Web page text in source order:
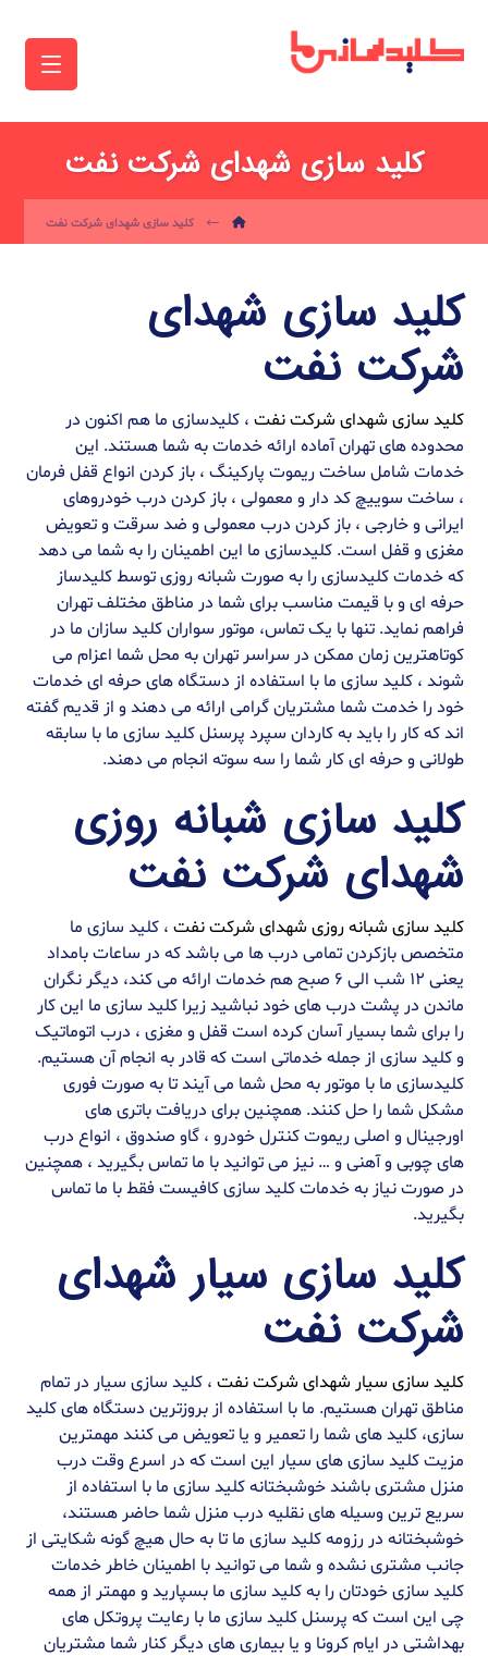
کلید سازی شهدای شرکت نفت
کلید سازی شهدای شرکت نفت
کلید سازی شهدای
شرکت نفت
کلید سازی شهدای شرکت نفت ، کلیدسازی ما هم اکنون در
محدوده های تهران آماده ارائه خدمات به شما هستند. این
خدمات شامل ساخت ریموت پارکینگ ، باز کردن انواع قفل فرمان
، ساخت سوییچ کد دار و معمولی ، باز کردن درب خودروهای
ایرانی و خارجی ، باز کردن درب معمولی و ضد سرقت و تعویض
مغزی و قفل است. کلیدسازی ما این اطمینان را به شما می دهد
که خدمات کلیدسازی را به صورت شبانه روزی توسط کلیدساز
حرفه ای و با قیمت مناسب برای شما در مناطق مختلف تهران
فراهم نماید. تنها با یک تماس، موتور سواران کلید سازان ما در
کوتاهترین زمان ممکن در سراسر تهران به محل شما اعزام می
شوند ، کلید سازی ما با استفاده از دستگاه های حرفه ای خدمات
خود را خدمت شما مشتریان گرامی ارائه می دهند و از قدیم گفته
اند که کار را باید به کاردان سپرد پرسنل کلید سازی ما با سابقه
طولانی و حرفه ای کار شما را سه سوته انجام می دهند.
کلید سازی شبانه روزی
شهدای شرکت نفت
کلید سازی شبانه روزی شهدای شرکت نفت ، کلید سازی ما
متخصص بازکردن تمامی درب ها می باشد که در ساعات بامداد
یعنی ۱۲ شب الی ۶ صبح هم خدمات ارائه می کند، دیگر نگران
ماندن در پشت درب های خود نباشید زیرا کلید سازی ما این کار
را برای شما بسیار آسان کرده است قفل و مغزی ، درب اتوماتیک
و کلید سازی از جمله خدماتی است که قادر به انجام آن هستیم.
کلیدسازی ما با موتور به محل شما می آیند تا به صورت فوری
مشکل شما را حل کنند. همچنین برای دریافت باتری های
اورجینال و اصلی ریموت کنترل خودرو ، گاو صندوق ، انواع درب
های چوبی و آهنی و … نیز می توانید با ما تماس بگیرید ، همچنین
در صورت نیاز به خدمات کلید سازی کافیست فقط با ما تماس
بگیرید.
کلید سازی سیار شهدای
شرکت نفت
کلید سازی سیار شهدای شرکت نفت ، کلید سازی سیار در تمام
مناطق تهران هستیم. ما با استفاده از بروزترین دستگاه های کلید
سازی، کلید های شما را تعمیر و یا تعویض می کنند مهمترین
مزیت کلید سازی های سیار این است که در اسرع وقت درب
منزل مشتری باشند خوشبختانه کلید سازی ما با استفاده از
سریع ترین وسیله های نقلیه درب منزل شما حاضر هستند،
خوشبختانه در رزومه کلید سازی ما تا به حال هیچ گونه شکایتی از
جانب مشتری نشده و شما می توانید با اطمینان خاطر خدمات
کلید سازی خودتان را به کلید سازی ما بسپارید و مهمتر از همه
چی این است که پرسنل کلید سازی ما با رعایت پروتکل های
بهداشتی در ایام کرونا و یا بیماری های دیگر کنار شما مشتریان